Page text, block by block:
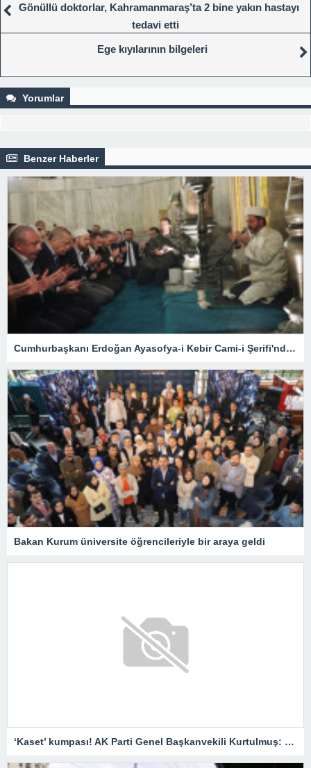
Gönüllü doktorlar, Kahramanmaraş’ta 2 bine yakın hastayı
tedavi etti
Ege kıyılarının bilgeleri
Yorumlar
Benzer Haberler
Cumhurbaşkanı Erdoğan Ayasofya-i Kebir Cami-i Şerifi'nde namaz kıldı, Kur'an okudu
Bakan Kurum üniversite öğrencileriyle bir araya geldi
‘Kaset’ kumpası! AK Parti Genel Başkanvekili Kurtulmuş: Savcılar harekete geçmeli